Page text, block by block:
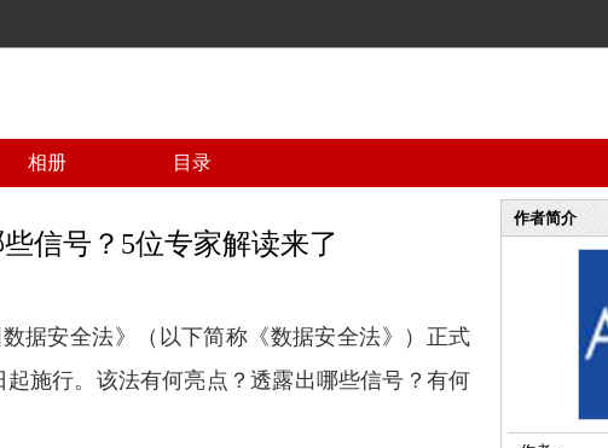
相册 目录
信号？5位专家解读来了
据安全法》（以下简称《数据安全法》）正式
施行。该法有何亮点？透露出哪些信号？有何
作者简介